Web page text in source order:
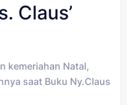
Claus’
kemeriahan Natal,
saat Buku Ny.Claus